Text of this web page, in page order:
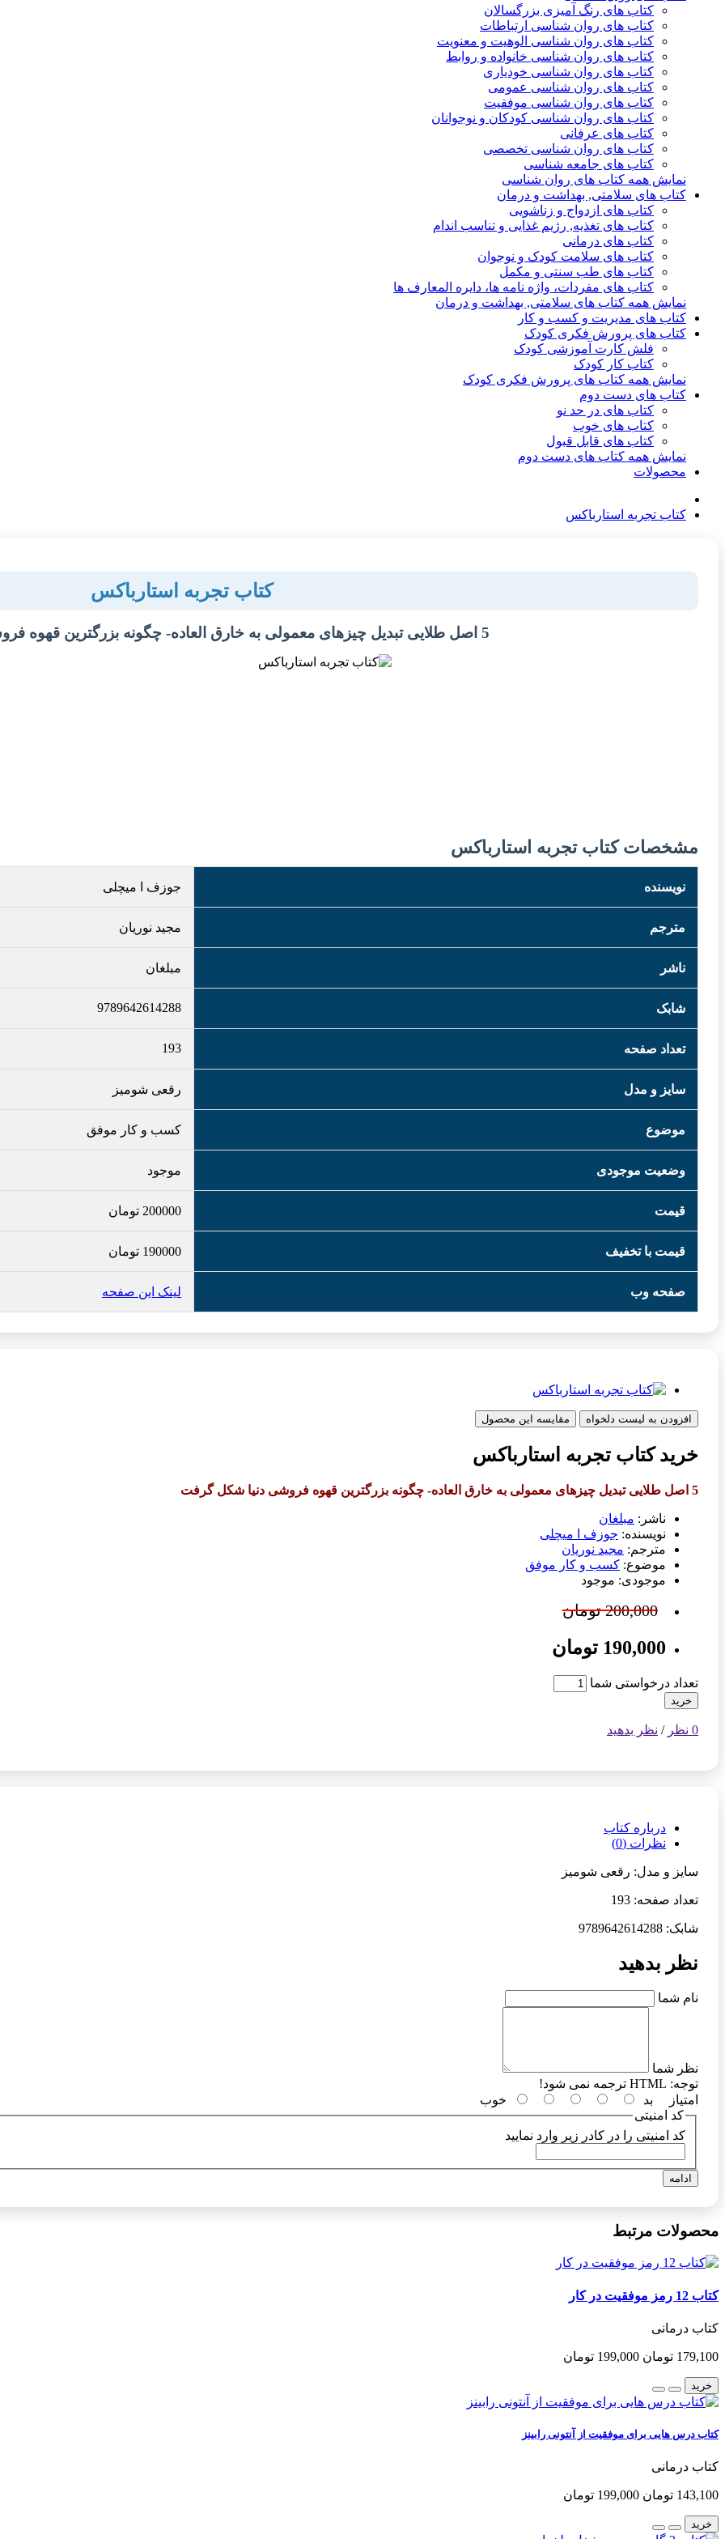
کتاب های رنگ آمیزی بزرگسالان
کتاب های روان شناسی ارتباطات
کتاب های روان شناسی الوهیت و معنویت
کتاب های روان شناسی خانواده و روابط
کتاب های روان شناسی خودیاری
کتاب های روان شناسی عمومی
کتاب های روان شناسی موفقیت
کتاب های روان شناسی کودکان و نوجوانان
کتاب های عرفانی
کتاب های روان شناسی تخصصی
کتاب های جامعه شناسی
نمایش همه کتاب های روان شناسی
کتاب های سلامتی, بهداشت و درمان
کتاب های ازدواج و زناشویی
کتاب های تغذیه, رژیم غذایی و تناسب اندام
کتاب های درمانی
کتاب های سلامت کودک و نوجوان
کتاب های طب سنتی و مکمل
کتاب های مفردات، واژه نامه ها، دایره المعارف ها
نمایش همه کتاب های سلامتی, بهداشت و درمان
کتاب های مدیریت و کسب و کار
کتاب های پرورش فکری کودک
فلش کارت آموزشی کودک
کتاب کار کودک
نمایش همه کتاب های پرورش فکری کودک
کتاب های دست دوم
کتاب های در حد نو
کتاب های خوب
کتاب های قابل قبول
نمایش همه کتاب های دست دوم
محصولات
کتاب تجربه استارباکس
کتاب تجربه استارباکس
5 اصل طلایی تبدیل چیزهای معمولی به خارق العاده- چگونه بزرگترین قهوه فروشی دنیا شکل گرفت
مشخصات کتاب تجربه استارباکس
نویسنده جوزف ا میچلی
مترجم مجید نوریان
ناشر مبلغان
شابک 9789642614288
تعداد صفحه 193
سایز و مدل رقعی شومیز
موضوع کسب و کار موفق
وضعیت موجودی موجود
قیمت 200000 تومان
قیمت با تخفیف 190000 تومان
صفحه وب لینک این صفحه
افزودن به لیست دلخواه مقایسه این محصول
خرید کتاب تجربه استارباکس
5 اصل طلایی تبدیل چیزهای معمولی به خارق العاده- چگونه بزرگترین قهوه فروشی دنیا شکل گرفت
ناشر: مبلغان
نویسنده: جوزف ا میچلی
مترجم: مجید نوریان
موضوع: کسب و کار موفق
موجودی: موجود
200,000 تومان
190,000 تومان
تعداد درخواستی شما
خرید
0 نظر / نظر بدهید
درباره کتاب
نظرات (0)
سایز و مدل: رقعی شومیز
تعداد صفحه: 193
شابک: 9789642614288
نظر بدهید
نام شما
نظر شما
توجه:
امتیاز
بد
خوب
کد امنیتی
کد امنیتی را در کادر زیر وارد نمایید
ادامه
محصولات مرتبط
کتاب 12 رمز موفقیت در کار
کتاب درمانی
179,100 تومان 199,000 تومان
خرید
کتاب درس هایی برای موفقیت از آنتونی رابینز
کتاب درمانی
143,100 تومان 199,000 تومان
خرید